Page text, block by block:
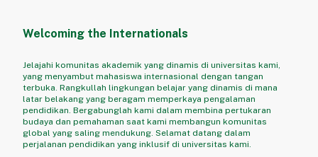
Welcoming the Internationals
Jelajahi komunitas akademik yang dinamis di universitas kami,
yang menyambut mahasiswa internasional dengan tangan
terbuka. Rangkullah lingkungan belajar yang dinamis di mana
latar belakang yang beragam memperkaya pengalaman
pendidikan. Bergabunglah kami dalam membina pertukaran
budaya dan pemahaman saat kami membangun komunitas
global yang saling mendukung. Selamat datang dalam
perjalanan pendidikan yang inklusif di universitas kami.